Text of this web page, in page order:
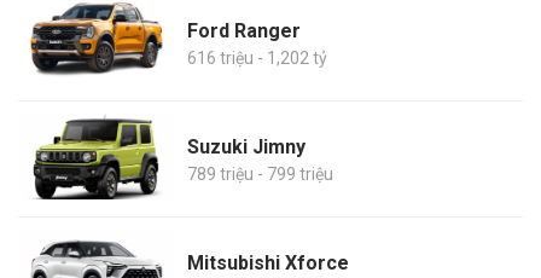
Ford Ranger
616 triệu - 1,202 tỷ
Suzuki Jimny
789 triệu - 799 triệu
Mitsubishi Xforce